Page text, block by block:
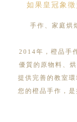
如果皇冠象
手作、家庭烘
2014年，橙品手
優質的原物料、
提供完善的教室
您的橙品手作，